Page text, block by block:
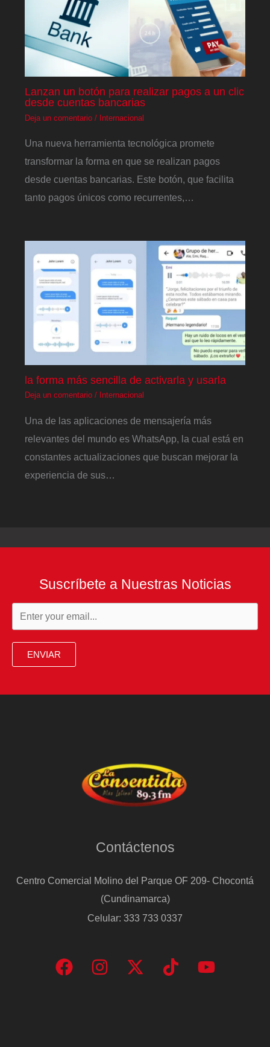
Lanzan un botón para realizar pagos a un clic
desde cuentas bancarias
Deja un comentario / Internacional
Una nueva herramienta tecnológica promete
transformar la forma en que se realizan pagos
desde cuentas bancarias. Este botón, que facilita
tanto pagos únicos como recurrentes,…
la forma más sencilla de activarla y usarla
Deja un comentario / Internacional
Una de las aplicaciones de mensajería más
relevantes del mundo es WhatsApp, la cual está en
constantes actualizaciones que buscan mejorar la
experiencia de sus…
Suscríbete a Nuestras Noticias
ENVIAR
Contáctenos
Centro Comercial Molino del Parque OF 209- Chocontá
(Cundinamarca)
Celular: 333 733 0337